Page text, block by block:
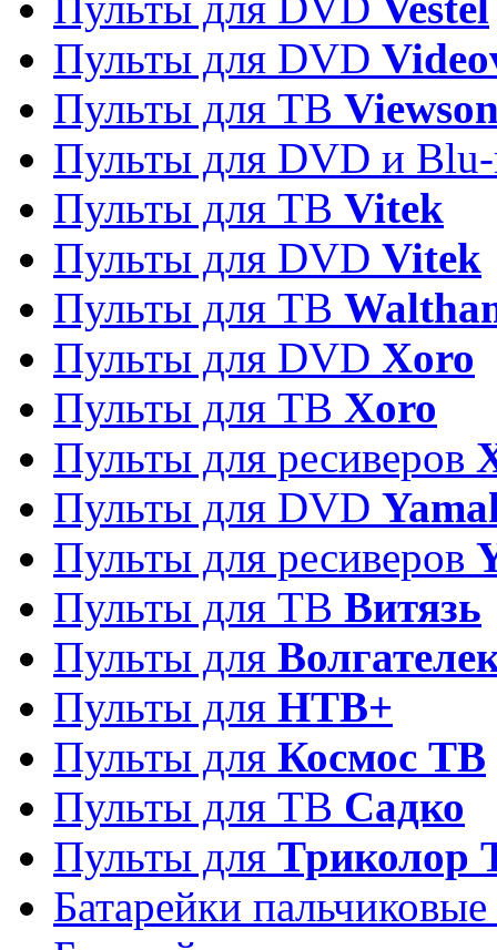
Пульты для DVD
Пульты для ТВ
Пульты для DVD и
Пульты для ТВ Vitek
Пульты для DVD Vitek
Пульты для ТВ
Пульты для DVD Xoro
Пульты для ТВ Xoro
Пульты для ресиверов
Пульты для DVD
Пульты для ресиверов
Пульты для ТВ Витязь
Пульты для
Пульты для НТВ+
Пульты для Космос ТВ
Пульты для ТВ Садко
Пульты для Триколор
Батарейки